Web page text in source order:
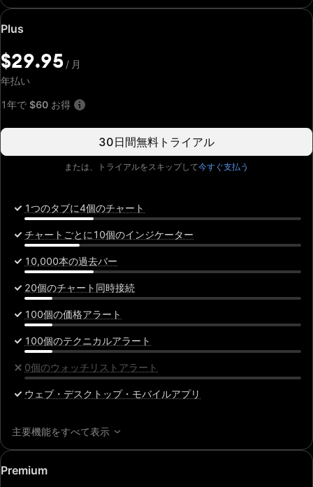
Plus
特
価
格:
$29.95
月
$29.95 / 月
年払い
1年で $60 お得
30日間無料トライアル
または、トライアルをスキップして今すぐ支払う
1つのタブに4個のチャート
チャートごとに10個のインジケーター
10,000本の過去バー
20個のチャート同時接続
100個の価格アラート
100個のテクニカルアラート
0個のウォッチリストアラート
ウェブ・デスクトップ・モバイルアプリ
主要機能をすべて表示
Premium
特